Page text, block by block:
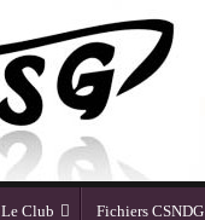
Le Club Fichiers CSNDG